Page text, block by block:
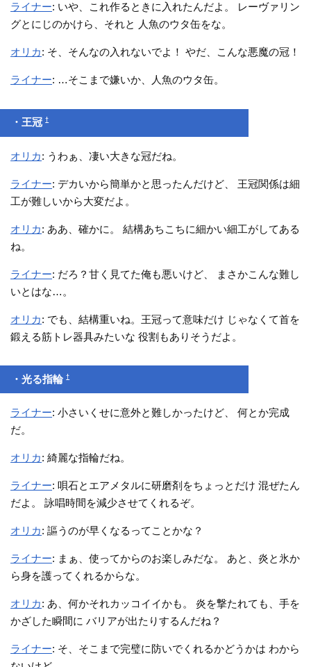
ライナー: いや、これ作るときに入れたんだよ。 レーヴァリン
グとにじのかけら、それと 人魚のウタ缶をな。
オリカ: そ、そんなの入れないでよ！ やだ、こんな悪魔の冠！
ライナー: …そこまで嫌いか、人魚のウタ缶。
・王冠†
オリカ: うわぁ、凄い大きな冠だね。
ライナー: デカいから簡単かと思ったんだけど、 王冠関係は細
工が難しいから大変だよ。
オリカ: ああ、確かに。 結構あちこちに細かい細工がしてある
ね。
ライナー: だろ？甘く見てた俺も悪いけど、 まさかこんな難し
いとはな…。
オリカ: でも、結構重いね。王冠って意味だけ じゃなくて首を
鍛える筋トレ器具みたいな 役割もありそうだよ。
・光る指輪†
ライナー: 小さいくせに意外と難しかったけど、 何とか完成
だ。
オリカ: 綺麗な指輪だね。
ライナー: 唄石とエアメタルに研磨剤をちょっとだけ 混ぜたん
だよ。 詠唱時間を減少させてくれるぞ。
オリカ: 謳うのが早くなるってことかな？
ライナー: まぁ、使ってからのお楽しみだな。 あと、炎と氷か
ら身を護ってくれるからな。
オリカ: あ、何かそれカッコイイかも。 炎を撃たれても、手を
かざした瞬間に バリアが出たりするんだね？
ライナー: そ、そこまで完璧に防いでくれるかどうかは わから